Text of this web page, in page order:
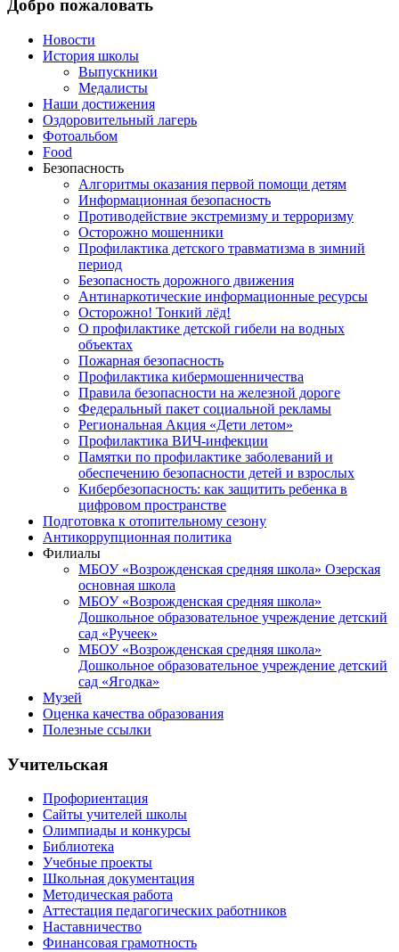
Добро пожаловать
Новости
История школы
Выпускники
Медалисты
Наши достижения
Оздоровительный лагерь
Фотоальбом
Food
Безопасность
Алгоритмы оказания первой помощи детям
Информационная безопасность
Противодействие экстремизму и терроризму
Осторожно мошенники
Профилактика детского травматизма в зимний
период
Безопасность дорожного движения
Антинаркотические информационные ресурсы
Осторожно! Тонкий лёд!
О профилактике детской гибели на водных
объектах
Пожарная безопасность
Профилактика кибермошенничества
Правила безопасности на железной дороге
Федеральный пакет социальной рекламы
Региональная Акция «Дети летом»
Профилактика ВИЧ-инфекции
Памятки по профилактике заболеваний и
обеспечению безопасности детей и взрослых
Кибербезопасность: как защитить ребенка в
цифровом пространстве
Подготовка к отопительному сезону
Антикоррупционная политика
Филиалы
МБОУ «Возрожденская средняя школа» Озерская
основная школа
МБОУ «Возрожденская средняя школа»
Дошкольное образовательное учреждение детский
сад «Ручеек»
МБОУ «Возрожденская средняя школа»
Дошкольное образовательное учреждение детский
сад «Ягодка»
Музей
Оценка качества образования
Полезные ссылки
Учительская
Профориентация
Сайты учителей школы
Олимпиады и конкурсы
Библиотека
Учебные проекты
Школьная документация
Методическая работа
Аттестация педагогических работников
Наставничество
Финансовая грамотность